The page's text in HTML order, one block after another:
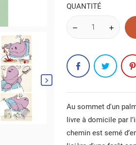
QUANTITÉ
Au sommet d'un
livre à domicile par
chemin est semé